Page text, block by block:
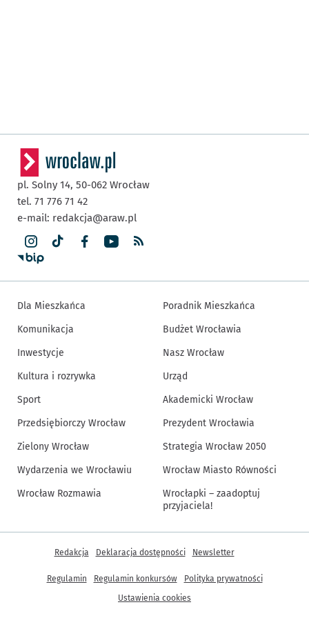
pl. Solny 14, 50-062 Wrocław
tel. 71 776 71 42
e-mail: redakcja@araw.pl
Dla Mieszkańca
Komunikacja
Inwestycje
Kultura i rozrywka
Sport
Przedsiębiorczy Wrocław
Zielony Wrocław
Wydarzenia we Wrocławiu
Wrocław Rozmawia
Poradnik Mieszkańca
Budżet Wrocławia
Nasz Wrocław
Urząd
Akademicki Wrocław
Prezydent Wrocławia
Strategia Wrocław 2050
Wrocław Miasto Równości
Wrocłapki – zaadoptuj
przyjaciela!
Inne informacje
Redakcja Deklaracja dostępności Newsletter
Regulamin Regulamin konkursów
Polityka prywatności
Ustawienia cookies